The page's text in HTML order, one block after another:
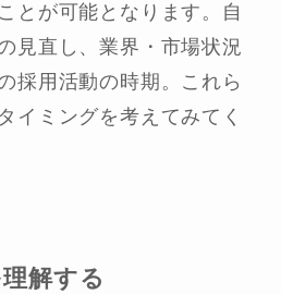
とが可能となります。自
見直し、業界・市場状況
採用活動の時期。これら
イミングを考えてみてく
解する